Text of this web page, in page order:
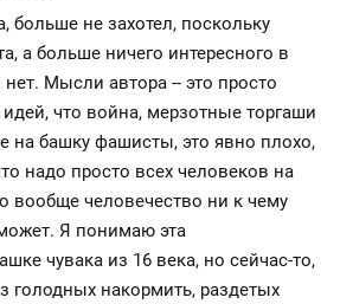
больше не захотел, поскольку
а больше ничего интересного в
Мысли автора -- это просто
идей, что война, мерзотные торгаши
на башку фашисты, это явно плохо,
надо просто всех человеков на
вообще человечество ни к чему
Я понимаю эта
чувака из 16 века, но сейчас-то,
голодных накормить, раздетых